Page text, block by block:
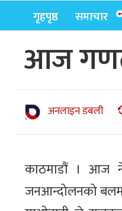
गृहपृष्ठ समाचार
आज
अनलाइन डबली
काठमाडौं । आज
जनआन्दोलनको बलमा